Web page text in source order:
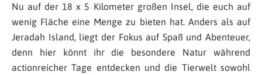
Nu auf der 18 x 5 Kilometer großen Insel, die euch auf
wenig Fläche eine Menge zu bieten hat. Anders als auf
Jeradah Island, liegt der Fokus auf Spaß und Abenteuer,
denn hier könnt ihr die besondere Natur während
actionreicher Tage entdecken und die Tierwelt sowohl